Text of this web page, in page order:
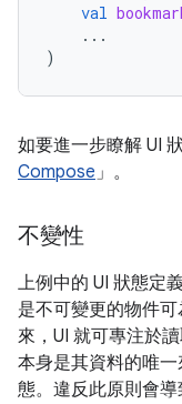
val
...
)
如要進一步瞭解 UI
Compose」。
不變性
上例中的 UI 狀態定
是不可變更的物件
來，UI 就可專注於
本身是其資料的唯
態。違反此原則會